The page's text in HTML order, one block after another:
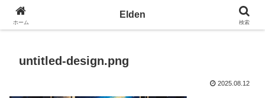
光の園エルデン - 地球を愛の星へ
untitled-design.png
2025.08.12
ホーム
Elden
検索